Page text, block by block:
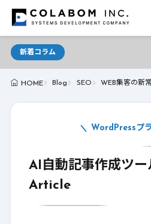
新着コラム
HOME Blog SEO WEB集客の新
AI自動記事作成ツ
Article
WordPressプ